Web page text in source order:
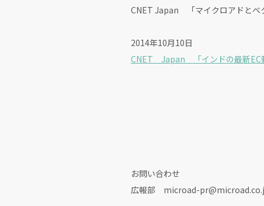
CNET Japan 「マイクロアドとベ
2014年10月10日
CNET Japan 「インドの最新EC
お問い合わせ
広報部 microad-